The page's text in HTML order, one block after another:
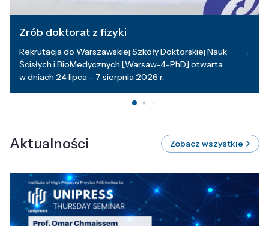
Zrób doktorat z fizyki
Rekrutacja do Warszawskiej Szkoły Doktorskiej Nauk
Ścisłych i BioMedycznych [Warsaw-4-PhD] otwarta
w dniach 24 lipca – 7 sierpnia 2026 r.
Aktualności Zobacz wszystkie